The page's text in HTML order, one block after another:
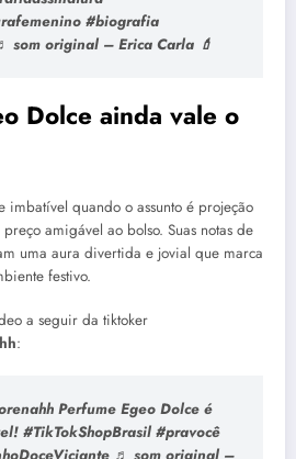
#biografia
original – Erica Carla 💄
Dolce ainda vale o
imbatível quando o assunto é projeção
amigável ao bolso. Suas notas de
uma aura divertida e jovial que marca
festivo.
a seguir da tiktoker
:
Perfume Egeo Dolce é
#TikTokShopBrasil #pravocê